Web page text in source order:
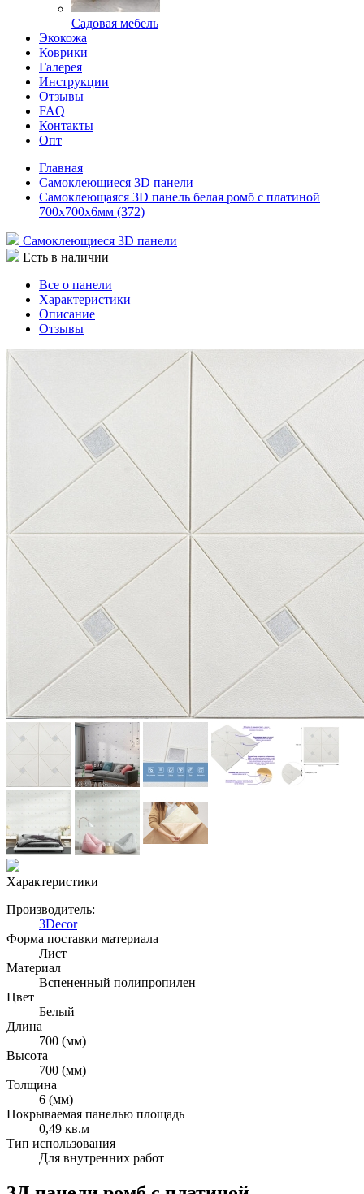
Садовая мебель
Экокожа
Коврики
Галерея
Инструкции
Отзывы
FAQ
Контакты
Опт
Главная
Самоклеющиеся 3D панели
Самоклеющаяся 3D панель белая ромб с платиной
700x700x6мм (372)
Самоклеющиеся 3D панели
Есть в наличии
Все о панели
Характеристики
Описание
Отзывы
Характеристики
Производитель:
3Decor
Форма поставки материала
Лист
Материал
Вспененный полипропилен
Цвет
Белый
Длина
700 (мм)
Высота
700 (мм)
Толщина
6 (мм)
Покрываемая панелью площадь
0,49 кв.м
Тип использования
Для внутренних работ